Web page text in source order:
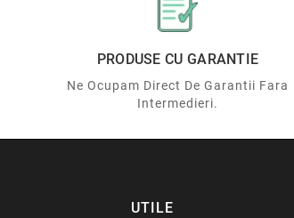
PRODUSE CU GARANTIE
Ne Ocupam Direct De Garantii Fara
Intermedieri.
UTILE